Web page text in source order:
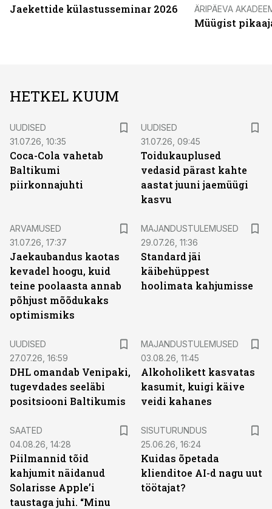
Jaekettide külastusseminar 2026 ÄRIPÄEVA
Müügist
HETKEL KUUM
UUDISED
31.07.26, 10:35
Coca-Cola vahetab
Baltikumi
piirkonnajuhti
UUDISED
31.07.26, 09:45
Toidukauplused
vedasid pärast kahte
aastat juuni jaemüügi
kasvu
ARVAMUSED
31.07.26, 17:37
Jaekaubandus kaotas
kevadel hoogu, kuid
teine poolaasta annab
põhjust mõõdukaks
optimismiks
MAJANDUSTULEMUSED
29.07.26, 11:36
Standard jäi
käibehüppest
hoolimata kahjumisse
UUDISED
27.07.26, 16:59
DHL omandab Venipaki,
tugevdades seeläbi
positsiooni Baltikumis
MAJANDUSTULEMUSED
03.08.26, 11:45
Alkoholikett kasvatas
kasumit, kuigi käive
veidi kahanes
SAATED
04.08.26, 14:28
Piilmannid tõid
kahjumit näidanud
Solarisse Apple’i
taustaga juhi. “Minu
SISUTURUNDUS
25.06.26, 16:24
Kuidas õpetada
klienditoe AI-d nagu uut
töötajat?